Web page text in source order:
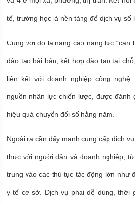
tế, trường học là nền tảng để dịch vụ số
Cùng với đó là nâng cao năng lực “cán
đào tạo bài bản, kết hợp đào tạo tại
liên kết với doanh nghiệp công
nguồn nhân lực chiến lược, được đánh
hiệu quả chuyển đổi số hằng năm.
Ngoài ra cần đẩy mạnh cung cấp dịch
thực với người dân và doanh nghiệp,
trung vào các thủ tục tác động lớn như
y tế cơ sở. Dịch vụ phải dễ dùng, thời